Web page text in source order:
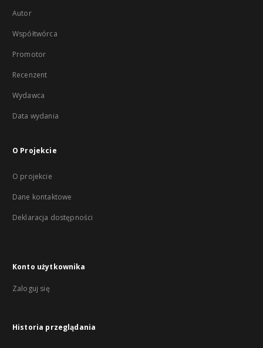
Autor
Współtwórca
Promotor
Recenzent
Wydawca
Data wydania
O Projekcie
O projekcie
Dane kontaktowe
Deklaracja dostępności
Konto użytkownika
Zaloguj się
Historia przeglądania